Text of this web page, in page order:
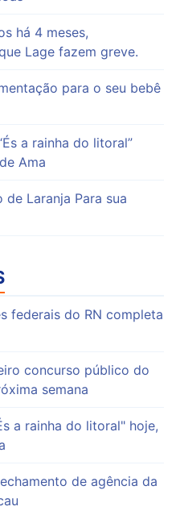
há 4 meses,
Lage fazem greve.
para o seu bebê
a rainha do litoral”
Ama
de Laranja Para sua
federais do RN completa
concurso público do
semana
a rainha do litoral" hoje,
de agência da